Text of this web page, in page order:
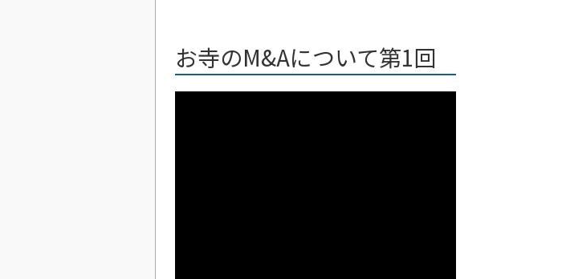
お寺のM&Aについて第1回